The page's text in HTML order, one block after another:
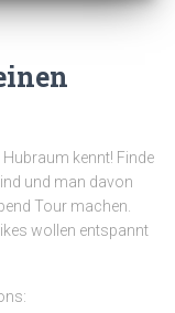
kennt! Finde
und man davon
Tour machen.
wollen entspannt